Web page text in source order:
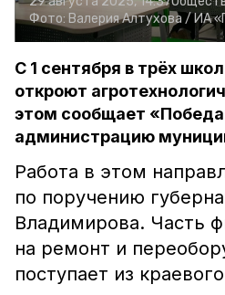
Фото: Валерия Алтухова / ИА
С 1 сентября в трёх
откроют
этом сообщает
администрацию
Работа в этом
по поручению
Владимирова. Часть
на ремонт и
поступает из